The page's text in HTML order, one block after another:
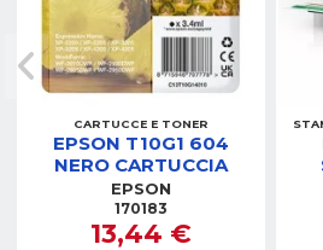
CARTUCCE E TONER
EPSON T10G1 604
NERO CARTUCCIA
EPSON
170183
13,44 €